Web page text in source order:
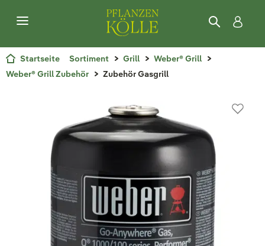
Startseite Sortiment Grill
Weber® Grill
Weber® Grill Zubehör
Zubehör Gasgrill